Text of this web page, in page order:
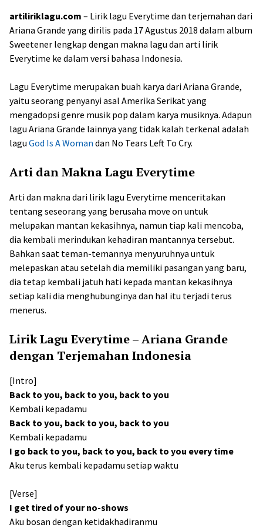
artiliriklagu.com – Lirik lagu Everytime dan terjemahan dari
Ariana Grande yang dirilis pada 17 Agustus 2018 dalam album
Sweetener lengkap dengan makna lagu dan arti lirik
Everytime ke dalam versi bahasa Indonesia.
Lagu Everytime merupakan buah karya dari Ariana Grande,
yaitu seorang penyanyi asal Amerika Serikat yang
mengadopsi genre musik pop dalam karya musiknya. Adapun
lagu Ariana Grande lainnya yang tidak kalah terkenal adalah
lagu God Is A Woman dan No Tears Left To Cry.
Arti dan Makna Lagu Everytime
Arti dan makna dari lirik lagu Everytime menceritakan
tentang seseorang yang berusaha move on untuk
melupakan mantan kekasihnya, namun tiap kali mencoba,
dia kembali merindukan kehadiran mantannya tersebut.
Bahkan saat teman-temannya menyuruhnya untuk
melepaskan atau setelah dia memiliki pasangan yang baru,
dia tetap kembali jatuh hati kepada mantan kekasihnya
setiap kali dia menghubunginya dan hal itu terjadi terus
menerus.
Lirik Lagu Everytime – Ariana Grande
dengan Terjemahan Indonesia
[Intro]
Back to you, back to you, back to you
Kembali kepadamu
Back to you, back to you, back to you
Kembali kepadamu
I go back to you, back to you, back to you every time
Aku terus kembali kepadamu setiap waktu
[Verse]
I get tired of your no-shows
Aku bosan dengan ketidakhadiranmu